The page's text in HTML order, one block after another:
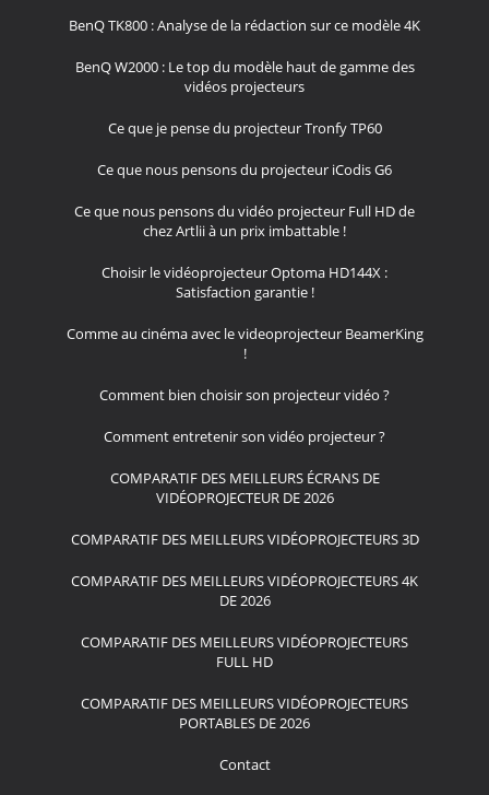
BenQ TK800 : Analyse de la rédaction sur ce modèle 4K
BenQ W2000 : Le top du modèle haut de gamme des
vidéos projecteurs
Ce que je pense du projecteur Tronfy TP60
Ce que nous pensons du projecteur iCodis G6
Ce que nous pensons du vidéo projecteur Full HD de
chez Artlii à un prix imbattable !
Choisir le vidéoprojecteur Optoma HD144X :
Satisfaction garantie !
Comme au cinéma avec le videoprojecteur BeamerKing
!
Comment bien choisir son projecteur vidéo ?
Comment entretenir son vidéo projecteur ?
COMPARATIF DES MEILLEURS ÉCRANS DE
VIDÉOPROJECTEUR DE 2026
COMPARATIF DES MEILLEURS VIDÉOPROJECTEURS 3D
COMPARATIF DES MEILLEURS VIDÉOPROJECTEURS 4K
DE 2026
COMPARATIF DES MEILLEURS VIDÉOPROJECTEURS
FULL HD
COMPARATIF DES MEILLEURS VIDÉOPROJECTEURS
PORTABLES DE 2026
Contact